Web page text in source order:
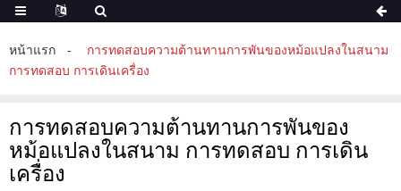
หน้าแรก
การทดสอบความต้านทานการพันของหม้อแปลงในสนาม
การทดสอบ การเดินเครื่อง
การทดสอบความต้านทานการพันของ
หม้อแปลงในสนาม การทดสอบ การเดิน
เครื่อง